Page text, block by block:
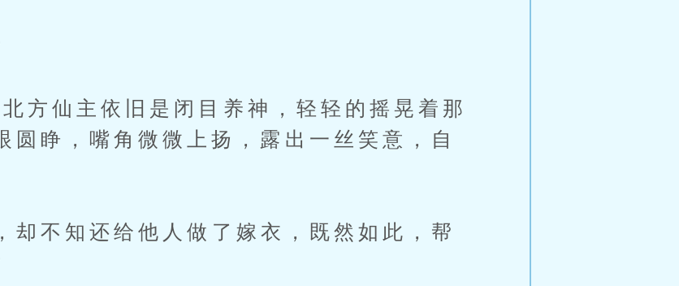
方仙主依旧是闭目养神，轻轻的摇晃着那
圆睁，嘴角微微上扬，露出一丝笑意，自
不知还给他人做了嫁衣，既然如此，帮